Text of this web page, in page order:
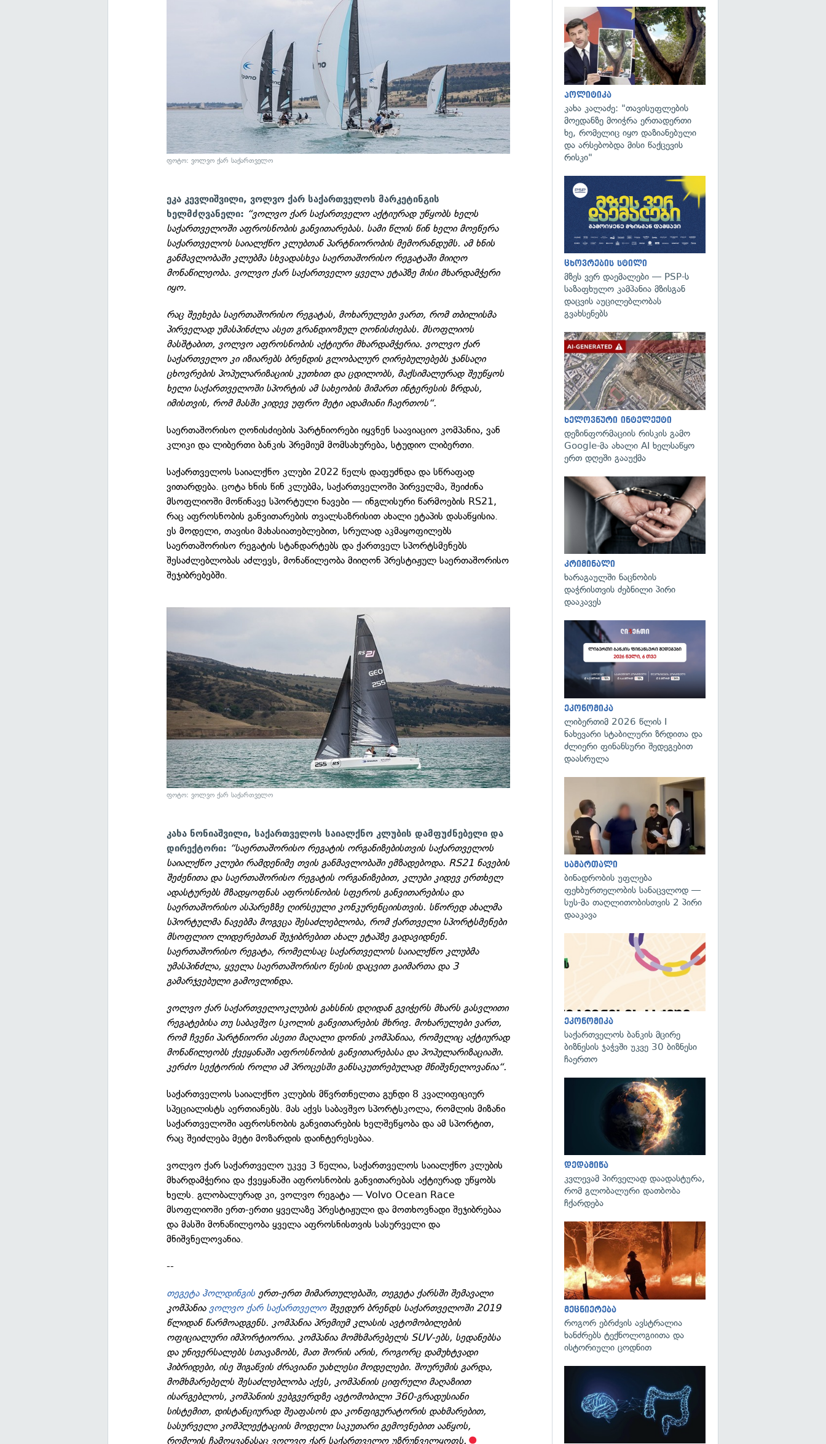
ფოტო: ვოლვო ქარ საქართველო
ეკა კევლიშვილი, ვოლვო ქარ საქართველოს მარკეტინგის
ხელმძღვანელი: “ვოლვო ქარ საქართველო აქტიურად უწყობს ხელს
საქართველოში აფროსნობის განვითარებას. სამი წლის წინ ხელი მოეწერა
საქართველოს საიალქნო კლუბთან პარტნიორობის მემორანდუმს. ამ ხნის
განმავლობაში კლუბმა სხვადასხვა საერთაშორისო რეგატაში მიიღო
მონაწილეობა. ვოლვო ქარ საქართველო ყველა ეტაპზე მისი მხარდამჭერი
იყო.
რაც შეეხება საერთაშორისო რეგატას, მოხარულები ვართ, რომ თბილისმა
პირველად უმასპინძლა ასეთ გრანდიოზულ ღონისძიებას. მსოფლიოს
მასშტაბით, ვოლვო აფროსნობის აქტიური მხარდამჭერია. ვოლვო ქარ
საქართველო კი იზიარებს ბრენდის გლობალურ ღირებულებებს ჯანსაღი
ცხოვრების პოპულარიზაციის კუთხით და ცდილობს, მაქსიმალურად შეუწყოს
ხელი საქართველოში სპორტის ამ სახეობის მიმართ ინტერესის ზრდას,
იმისთვის, რომ მასში კიდევ უფრო მეტი ადამიანი ჩაერთოს“.
საერთაშორისო ღონისძიების პარტნიორები იყვნენ საავიაციო კომპანია, ვან
კლიკი და ლიბერთი ბანკის პრემიუმ მომსახურება, სტუდიო ლიბერთი.
საქართველოს საიალქნო კლუბი 2022 წელს დაფუძნდა და სწრაფად
ვითარდება. ცოტა ხნის წინ კლუბმა, საქართველოში პირველმა, შეიძინა
მსოფლიოში მოწინავე სპორტული ნავები — ინგლისური წარმოების RS21,
რაც აფროსნობის განვითარების თვალსაზრისით ახალი ეტაპის დასაწყისია.
ეს მოდელი, თავისი მახასიათებლებით, სრულად აკმაყოფილებს
საერთაშორისო რეგატის სტანდარტებს და ქართველ სპორტსმენებს
შესაძლებლობას აძლევს, მონაწილეობა მიიღონ პრესტიჟულ საერთაშორისო
შეჯიბრებებში.
ფოტო: ვოლვო ქარ საქართველო
კახა ნონიაშვილი, საქართველოს საიალქნო კლუბის დამფუძნებელი და
დირექტორი: “საერთაშორისო რეგატის ორგანიზებისთვის საქართველოს
საიალქნო კლუბი რამდენიმე თვის განმავლობაში ემზადებოდა. RS21 ნავების
შეძენითა და საერთაშორისო რეგატის ორგანიზებით, კლუბი კიდევ ერთხელ
ადასტურებს მზადყოფნას აფროსნობის სფეროს განვითარებისა და
საერთაშორისო ასპარეზზე ღირსეული კონკურენციისთვის. სწორედ ახალმა
სპორტულმა ნავებმა მოგვცა შესაძლებლობა, რომ ქართველი სპორტსმენები
მსოფლიო ლიდერებთან შეჯიბრებით ახალ ეტაპზე გადავიდნენ.
საერთაშორისო რეგატა, რომელსაც საქართველოს საიალქნო კლუბმა
უმასპინძლა, ყველა საერთაშორისო წესის დაცვით გაიმართა და 3
გამარჯვებული გამოვლინდა.
ვოლვო ქარ საქართველოკლუბის გახსნის დღიდან გვიჭერს მხარს გასვლითი
რეგატებისა თუ საბავშვო სკოლის განვითარების მხრივ. მოხარულები ვართ,
რომ ჩვენი პარტნიორი ასეთი მაღალი დონის კომპანიაა, რომელიც აქტიურად
მონაწილეობს ქვეყანაში აფროსნობის განვითარებასა და პოპულარიზაციაში.
კერძო სექტორის როლი ამ პროცესში განსაკუთრებულად მნიშვნელოვანია“.
საქართველოს საიალქნო კლუბის მწვრთნელთა გუნდი 8 კვალიფიციურ
სპეციალისტს აერთიანებს. მას აქვს საბავშვო სპორტსკოლა, რომლის მიზანი
საქართველოში აფროსნობის განვითარების ხელშეწყობა და ამ სპორტით,
რაც შეიძლება მეტი მოზარდის დაინტერესებაა.
ვოლვო ქარ საქართველო უკვე 3 წელია, საქართველოს საიალქნო კლუბის
მხარდამჭერია და ქვეყანაში აფროსნობის განვითარებას აქტიურად უწყობს
ხელს. გლობალურად კი, ვოლვო რეგატა — Volvo Ocean Race
მსოფლიოში ერთ-ერთი ყველაზე პრესტიჟული და მოთხოვნადი შეჯიბრებაა
და მასში მონაწილეობა ყველა აფროსნისთვის სასურველი და
მნიშვნელოვანია.
--
თეგეტა ჰოლდინგისერთ-ერთ მიმართულებაში, თეგეტა ქარსში შემავალი
კომპანიავოლვო ქარ საქართველოშვედურ ბრენდს საქართველოში 2019
წლიდან წარმოადგენს. კომპანია პრემიუმ კლასის ავტომობილების
ოფიციალური იმპორტიორია. კომპანია მომხმარებელს SUV-ებს, სედანებსა
და უნივერსალებს სთავაზობს, მათ შორის არის, როგორც დამუხტვადი
ჰიბრიდები, ისე შიგაწვის ძრავიანი უახლესი მოდელები. შოურუმის გარდა,
მომხმარებელს შესაძლებლობა აქვს, კომპანიის ციფრული მაღაზიით
ისარგებლოს, კომპანიის ვებგვერდზე ავტომობილი 360-გრადუსიანი
სისტემით, დისტანციურად შეაფასოს და კონფიგურატორის დახმარებით,
სასურველი კომპლექტაციის მოდელი საკუთარი გემოვნებით ააწყოს,
რომლის ჩამოყვანასაც ვოლვო ქარ საქართველო უზრუნველყოფს.
პოლიტიკა
კახა კალაძე: "თავისუფლების
მოედანზე მოიჭრა ერთადერთი
ხე, რომელიც იყო დაზიანებული
და არსებობდა მისი წაქცევის
რისკი"
ცხოვრების სტილი
მზეს ვერ დაემალები — PSP-ს
საზაფხულო კამპანია მზისგან
დაცვის აუცილებლობას
გვახსენებს
ხელოვნური ინტელექტი
დეზინფორმაციის რისკის გამო
Google-მა ახალი AI ხელსაწყო
ერთ დღეში გააუქმა
კრიმინალი
ხარაგაულში ნაცნობის
დაჭრისთვის ძებნილი პირი
დააკავეს
ეკონომიკა
ლიბერთიმ 2026 წლის I
ნახევარი სტაბილური ზრდითა და
ძლიერი ფინანსური შედეგებით
დაასრულა
სამართალი
ბინადრობის უფლება
ფეხბურთელობის სანაცვლოდ —
სუს-მა თაღლითობისთვის 2 პირი
დააკავა
ეკონომიკა
საქართველოს ბანკის მცირე
ბიზნესის ჯაჭვში უკვე 30 ბიზნესი
ჩაერთო
დედამიწა
კვლევამ პირველად დაადასტურა,
რომ გლობალური დათბობა
ჩქარდება
მეცნიერება
როგორ ებრძვის ავსტრალია
ხანძრებს ტექნოლოგიითა და
ისტორიული ცოდნით